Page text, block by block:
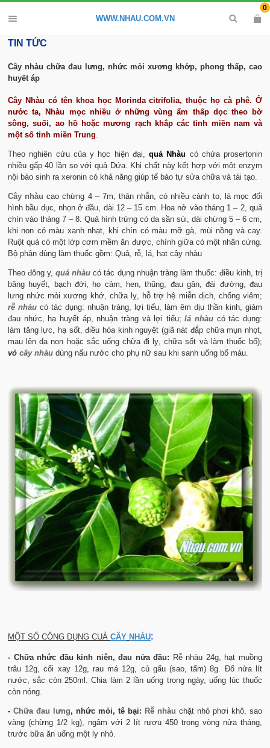
WWW.NHAU.COM.VN
0
TIN TỨC
Cây nhàu chữa đau lưng, nhức mỏi xương khớp, phong thấp, cao
huyết áp
Cây Nhàu có tên khoa học Morinda citrifolia, thuộc họ cà phê. Ở
nước ta,Nhàu mọc nhiều ở những vùng ẩm thấp dọc theo bờ
sông, suối, ao hồ hoặc mương rạch khắp các tỉnh miền nam và
một số tỉnh miền Trung
Theo nghiên cứu của y học hiện đại, quả Nhàu có chứa prosertonin
nhiều gấp 40 lần so với quả Dứa. Khi chất này kết hợp với một enzym
nội bào sinh ra xeronin có khả năng giúp tế bào tự sửa chữa và tái tạo.
Cây nhàu cao chừng 4 – 7m, thân nhẵn, có nhiều cành to, lá mọc đối
hình bầu dục, nhọn ở đầu, dài 12 – 15 cm. Hoa nở vào tháng 1 – 2, quả
chín vào tháng 7 – 8. Quả hình trứng có da sần sùi, dài chừng 5 – 6 cm,
khi non có màu xanh nhạt, khi chín có màu mỡ gà, mùi nồng và cay.
Ruột quả có một lớp cơm mềm ăn được, chính giữa có một nhân cứng.
Bộ phận dùng làm thuốc gồm: Quả, rễ, lá, hạt cây nhàu
Theo đông y,quả nhàu có tác dụng nhuận tràng làm thuốc: điều kinh, trị
băng huyết, bạch đới, ho cảm, hen, thũng, đau gân, đái đường, đau
lưng nhức mỏi xương khớ, chữa lỵ, hỗ trợ hệ miễn dịch, chống viêm;
rễ nhàu có tác dụng: nhuận tràng, lợi tiểu, làm êm dịu thần kinh, giảm
đau nhức, hạ huyết áp, nhuận tràng và lợi tiểu;lá nhàu có tác dụng:
làm tăng lực, hạ sốt, điều hòa kinh nguyệt (giã nát đắp chữa mụn nhọt,
mau lên da non hoặc sắc uống chữa đi lỵ, chữa sốt và làm thuốc bổ);
vỏ cây nhàu dùng nấu nước cho phụ nữ sau khi sanh uống bổ máu.
MỘT SỐ CÔNG DỤNG CUẢ CÂY NHÀU:
- Chữa nhức đầu kinh niên, đau nửa đầu: Rễ nhàu 24g, hạt muồng
trâu 12g, cối xay 12g, rau má 12g, củ gấu (sao, tẩm) 8g. Đổ nửa lít
nước, sắc còn 250ml. Chia làm 2 lần uống trong ngày, uống lúc thuốc
còn nóng.
- Chữa đau lưng, nhức mỏi, tê bại: Rễ nhàu chặt nhỏ phơi khô, sao
vàng (chừng 1/2 kg), ngâm với 2 lít rượu 450 trong vòng nửa tháng,
trước bữa ăn uống một ly nhỏ.